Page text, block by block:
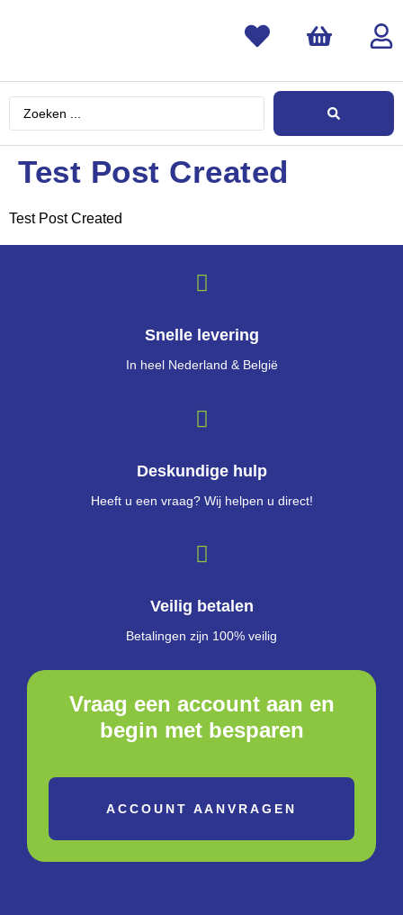
Test Post Created
Test Post Created
Snelle levering
In heel Nederland & België
Deskundige hulp
Heeft u een vraag? Wij helpen u direct!
Veilig betalen
Betalingen zijn 100% veilig
Vraag een account aan en
begin met besparen
ACCOUNT AANVRAGEN